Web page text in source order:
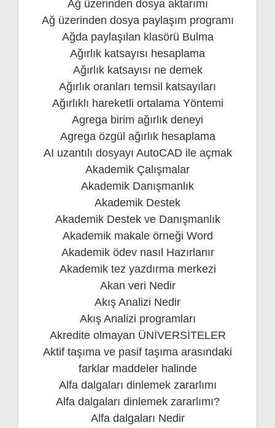
Ağ üzerinden dosya aktarımı
Ağ üzerinden dosya paylaşım programı
Ağda paylaşılan klasörü Bulma
Ağırlık katsayısı hesaplama
Ağırlık katsayısı ne demek
Ağırlık oranları temsil katsayıları
Ağırlıklı hareketli ortalama Yöntemi
Agrega birim ağırlık deneyi
Agrega özgül ağırlık hesaplama
AI uzantılı dosyayı AutoCAD ile açmak
Akademik Çalışmalar
Akademik Danışmanlık
Akademik Destek
Akademik Destek ve Danışmanlık
Akademik makale örneği Word
Akademik ödev nasıl Hazırlanır
Akademik tez yazdırma merkezi
Akan veri Nedir
Akış Analizi Nedir
Akış Analizi programları
Akredite olmayan ÜNİVERSİTELER
Aktif taşıma ve pasif taşıma arasındaki
farklar maddeler halinde
Alfa dalgaları dinlemek zararlımı
Alfa dalgaları dinlemek zararlımı?
Alfa dalgaları Nedir